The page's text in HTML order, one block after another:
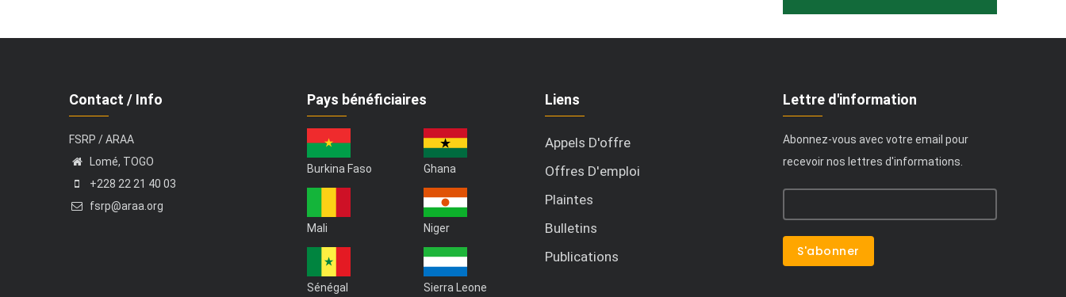
Contact / Info
FSRP / ARAA
Lomé, TOGO
+228 22 21 40 03
fsrp@araa.org
Pays bénéficiaires
Burkina Faso Ghana
Mali Niger
Sénégal Sierra Leone
Liens
Appels D'offre
Offres D'emploi
Plaintes
Bulletins
Publications
Lettre d'information
Abonnez-vous avec votre email pour
recevoir nos lettres d'informations.